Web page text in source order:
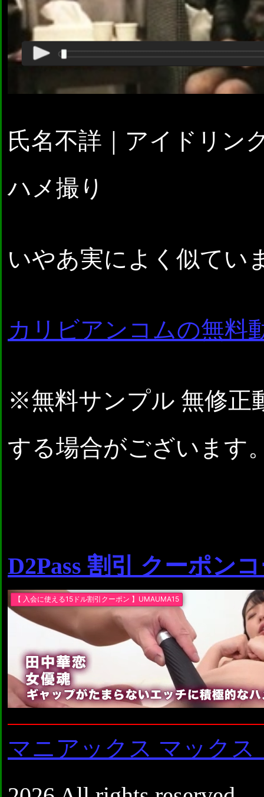
氏名不詳｜アイドリン
ハメ撮り
いやあ実によく似てい
カリビアンコムの無料
※無料サンプル 無修正
する場合がございます
D2Pass 割引 クーポン
マニアックス マックス